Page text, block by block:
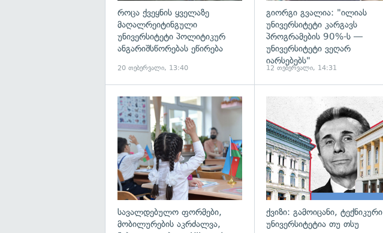
როცა ქვეყნის ყველაზე
მაღალრეიტინგული
უნივერსიტეტი პოლიტიკურ
ანგარიშსწორებას ეწირება
20 თებერვალი, 13:40
გიორგი გვალია: "ილიას
უნივერსიტეტი კარგავს
პროგრამების 90%-ს —
უნივერსიტეტი ვეღარ
იარსებებს"
12 თებერვალი, 14:31
სავალდებულო ფორმები,
მობილურების აკრძალვა,
ქვიზი: გამოიცანი, ტექნიკური
უნივერსიტეტია თუ თსუ